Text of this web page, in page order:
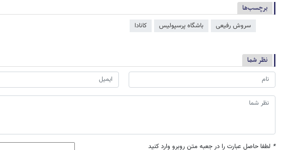
برچسب‌ها
سروش رفیعی باشگاه پرسپولیس کانادا
نظر شما
* لطفا حاصل عبارت را در جعبه متن روبرو وارد کنید